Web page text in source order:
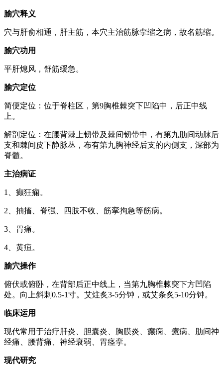
腧穴释义
穴与肝俞相通，肝主筋，本穴主治筋脉挛缩之病，故名筋缩。
腧穴功用
平肝熄风，舒筋缓急。
腧穴定位
简便定位：位于脊柱区，第9胸椎棘突下凹陷中，后正中线
上。
解剖定位：在腰背棘上韧带及棘间韧带中，有第九肋间动脉后
支和棘间皮下静脉丛，布有第九胸神经后支的内侧支，深部为
脊髓。
主治病证
1、癫狂痫。
2、抽搐、脊强、四肢不收、筋挛拘急等筋病。
3、胃痛。
4、黄疸。
腧穴操作
俯伏或俯卧，在背部后正中线上，当第九胸椎棘突下方凹陷
处。向上斜刺0.5-1寸。艾炷炙3-5分钟，或艾条炙5-10分钟。
临床运用
现代常用于治疗肝炎、胆囊炎、胸膜炎、癫痫、癔病、肋间神
经痛、腰背痛、神经衰弱、胃痉挛。
现代研究